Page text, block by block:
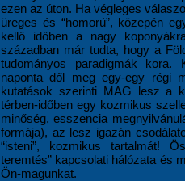
ezen az úton. Ha végleges
üreges és “homorú”, közepén
kellő időben a nagy
században már tudta, hogy a
tudományos paradigmák kora.
naponta dől meg egy-egy régi
kutatások szerinti MAG lesz a
térben-időben egy kozmikus
minőség, esszencia
formája), az lesz igazán
“isteni”, kozmikus tartalmát!
teremtés” kapcsolati hálózata és
Ön-magunkat.